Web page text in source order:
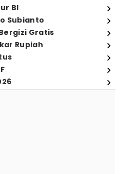
BI
Subianto
Gratis
Rupiah